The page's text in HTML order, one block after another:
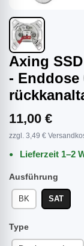
Axing
- Enddose
11,00 €
zzgl. 3,49 €
Lieferzeit 1–2
Ausführung
BK SAT
Type